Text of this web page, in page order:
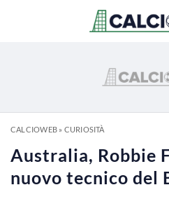
CALCIOWEB» CURIOSITÀ
Australia, Robbie
nuovo tecnico del